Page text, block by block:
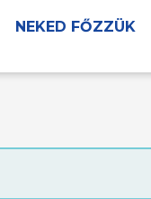
NEKED FŐZZÜK